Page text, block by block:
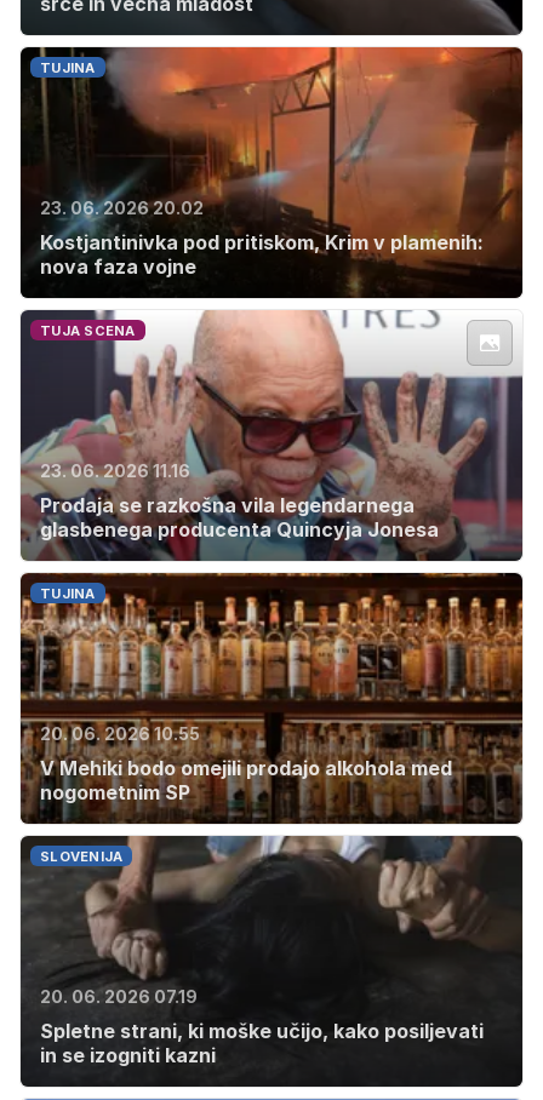
TUJINA
23. 06. 2026 20.02
Kostjantinivka pod pritiskom, Krim v plamenih:
nova faza vojne
TUJA SCENA
23. 06. 2026 11.16
Prodaja se razkošna vila legendarnega
glasbenega producenta Quincyja Jonesa
TUJINA
20. 06. 2026 10.55
V Mehiki bodo omejili prodajo alkohola med
nogometnim SP
SLOVENIJA
20. 06. 2026 07.19
Spletne strani, ki moške učijo, kako posiljevati
in se izogniti kazni